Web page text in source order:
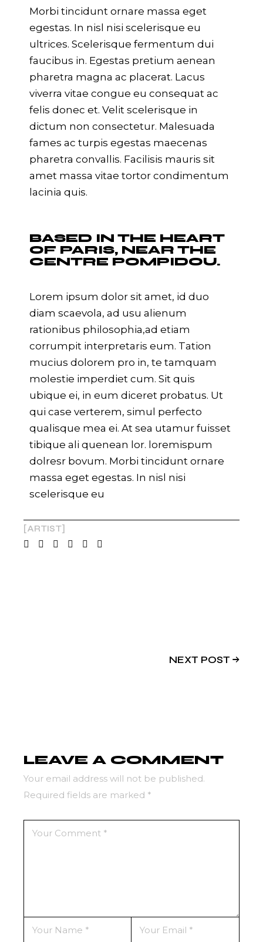
Morbi tincidunt ornare massa eget
egestas. In nisl nisi scelerisque eu
ultrices. Scelerisque fermentum dui
faucibus in. Egestas pretium aenean
pharetra magna ac placerat. Lacus
viverra vitae congue eu consequat ac
felis donec et. Velit scelerisque in
dictum non consectetur. Malesuada
fames ac turpis egestas maecenas
pharetra convallis. Facilisis mauris sit
amet massa vitae tortor condimentum
lacinia quis.
BASED IN THE HEART
OF PARIS, NEAR THE
CENTRE POMPIDOU.
Lorem ipsum dolor sit amet, id duo
diam scaevola, ad usu alienum
rationibus philosophia,ad etiam
corrumpit interpretaris eum. Tation
mucius dolorem pro in, te tamquam
molestie imperdiet cum. Sit quis
ubique ei, in eum diceret probatus. Ut
qui case verterem, simul perfecto
qualisque mea ei. At sea utamur fuisset
tibique ali quenean lor. loremispum
dolresr bovum. Morbi tincidunt ornare
massa eget egestas. In nisl nisi
scelerisque eu
ARTIST
NEXT POST
LEAVE A COMMENT
Your email address will not be published.
Required fields are marked *